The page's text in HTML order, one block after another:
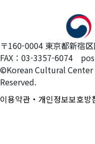
〒160-0004 東京都新宿
FAX：03-3357-6074
©Korean Cultural Center
Reserved.
이용약관・개인정보보호방